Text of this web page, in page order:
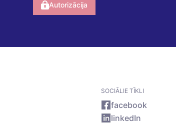
Autorizācija
SOCIĀLIE TĪKLI
facebook
linkedIn